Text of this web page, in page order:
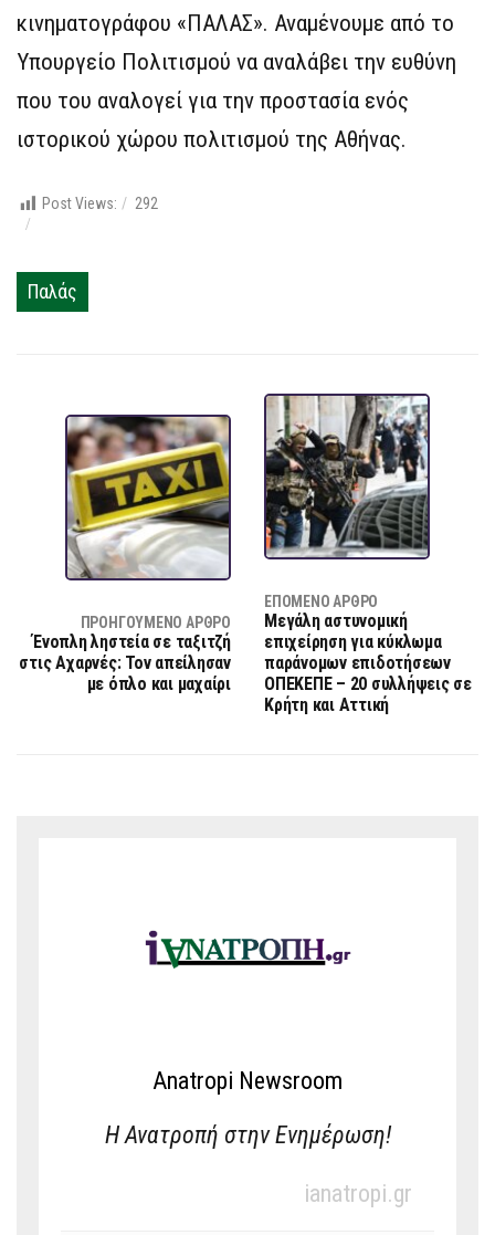
κινηματογράφου «ΠΑΛΑΣ». Αναμένουμε από το
Υπουργείο Πολιτισμού να αναλάβει την ευθύνη
που του αναλογεί για την προστασία ενός
ιστορικού χώρου πολιτισμού της Αθήνας.
Post Views: 292
Παλάς
ΠΡΟΗΓΟΎΜΕΝΟ ΆΡΘΡΟ
Ένοπλη ληστεία σε ταξιτζή
στις Αχαρνές: Τον απείλησαν
με όπλο και μαχαίρι
ΕΠΌΜΕΝΟ ΆΡΘΡΟ
Μεγάλη αστυνομική
επιχείρηση για κύκλωμα
παράνομων επιδοτήσεων
ΟΠΕΚΕΠΕ – 20 συλλήψεις σε
Κρήτη και Αττική
Anatropi Newsroom
Η Ανατροπή στην Ενημέρωση!
ianatropi.gr